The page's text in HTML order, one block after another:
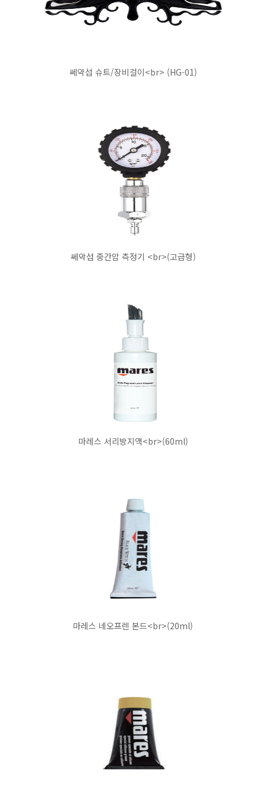
쎄악섭 슈트/장비걸이<br> (HG-01)
쎄악섭 중간압 측정기 <br>(고급형)
마레스 서리방지액<br>(60ml)
마레스 네오프렌 본드<br>(20ml)